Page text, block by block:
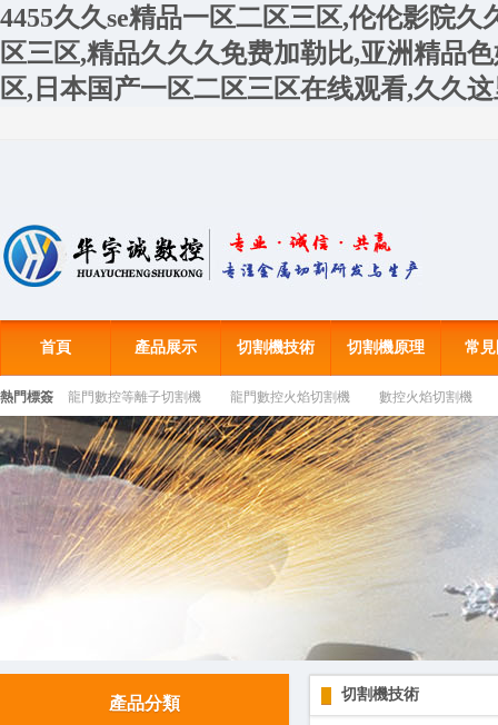
4455久久se精品一区二区三区,伦伦影院
区三区,精品久久久免费加勒比,亚洲精品
区,日本国产一区二区三区在线观看,久久
首頁 產品展示 切割機技術 切割機原理 常
熱門標簽 龍門數控等離子切割機 龍門數控火焰切割機 數控火焰切割機
產品分類 切割機技術